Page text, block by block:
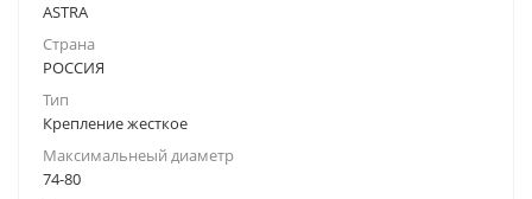
ASTRA
Страна
РОССИЯ
Тип
Крепление жесткое
Максимальнеый диаметр
74-80